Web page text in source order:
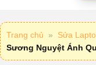
Trang chủ » Sửa
Sương Nguyệt Ánh